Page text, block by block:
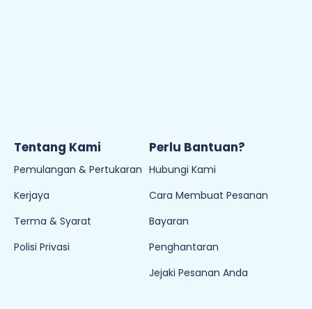
Tentang Kami
Pemulangan & Pertukaran
Kerjaya
Terma & Syarat
Polisi Privasi
Perlu Bantuan?
Hubungi Kami
Cara Membuat Pesanan
Bayaran
Penghantaran
Jejaki Pesanan Anda